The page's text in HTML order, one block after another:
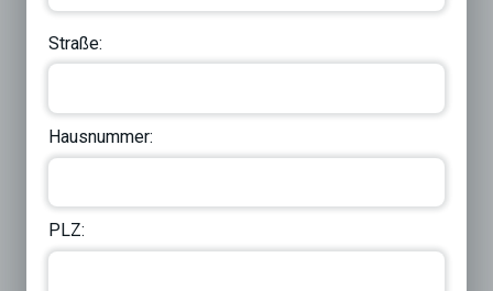
Straße:
Hausnummer:
PLZ: